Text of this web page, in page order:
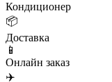
Кондиционер
📦
Доставка
📱
Онлайн заказ
✈️